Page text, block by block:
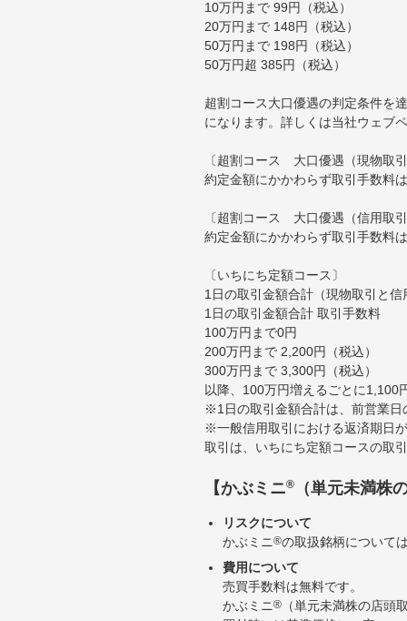
10万円まで 99円（税込）
20万円まで 148円（税込）
50万円まで 198円（税込）
50万円超 385円（税込）
超割コース大口優遇の判定条件を
になります。詳しくは当社ウェブ
〔超割コース 大口優遇（現物取
約定金額にかかわらず取引手数料
〔超割コース 大口優遇（信用取
約定金額にかかわらず取引手数料
〔いちにち定額コース〕
1日の取引金額合計（現物取引と
1日の取引金額合計 取引手数料
100万円まで0円
200万円まで 2,200円（税込）
300万円まで 3,300円（税込）
以降、100万円増えるごとに1,100
※1日の取引金額合計は、前営業日
※一般信用取引における返済期日
取引は、いちにち定額コースの取
【かぶミニ® （単元未満株
リスクについて
かぶミニ®の取扱銘柄について
費用について
売買手数料は無料です。
かぶミニ®
（単元未満株の店頭